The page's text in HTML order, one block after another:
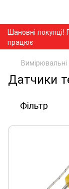
Шановні
працює
Датчики
Фільтр